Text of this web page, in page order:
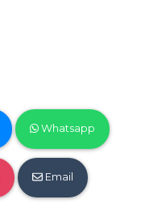
Whatsapp
Email